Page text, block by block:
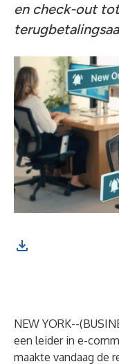
en check-out
NEW YORK--(
een leider in e-
maakte vandaag de